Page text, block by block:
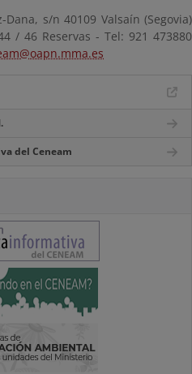
Dana, s/n 40109 Valsaín (Segovia)
/ 46 Reservas - Tel: 921 473880
del Ceneam